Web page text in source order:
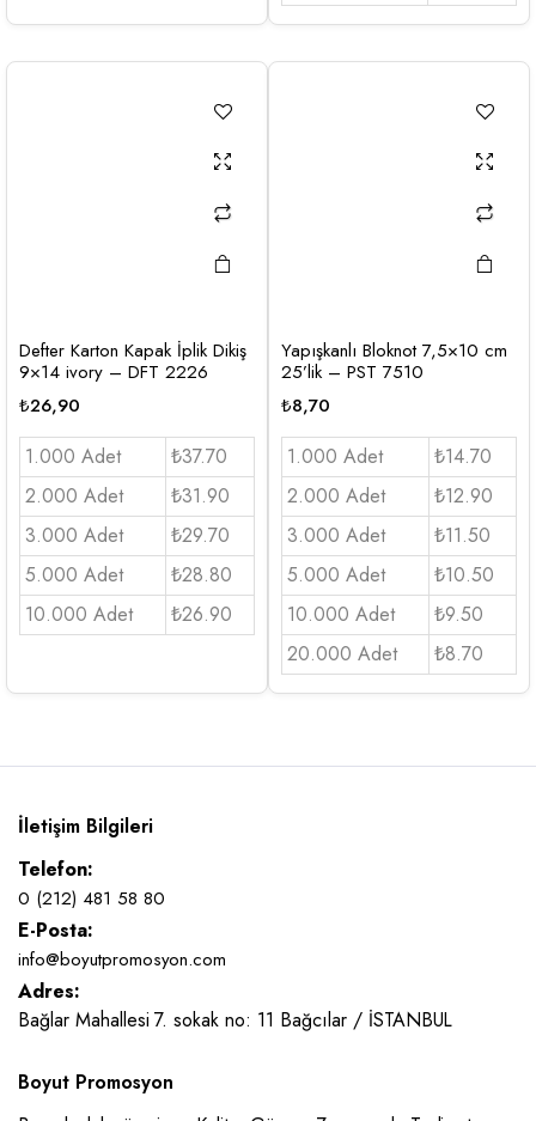
Defter Karton Kapak İplik Dikiş
9×14 ivory – DFT 2226
₺26,90
1.000 Adet
₺37.70
2.000 Adet
₺31.90
3.000 Adet
₺29.70
5.000 Adet
₺28.80
10.000 Adet
₺26.90
Yapışkanlı Bloknot 7,5×10 cm
25’lik – PST 7510
₺8,70
1.000 Adet
₺14.70
2.000 Adet
₺12.90
3.000 Adet
₺11.50
5.000 Adet
₺10.50
10.000 Adet
₺9.50
20.000 Adet
₺8.70
İletişim Bilgileri
Telefon:
0 (212) 481 58 80
E-Posta:
info@boyutpromosyon.com
Adres:
Bağlar Mahallesi 7. sokak no: 11 Bağcılar / İSTANBUL
Boyut Promosyon